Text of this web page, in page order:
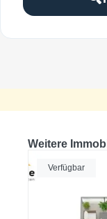
Weitere
Verfügbar